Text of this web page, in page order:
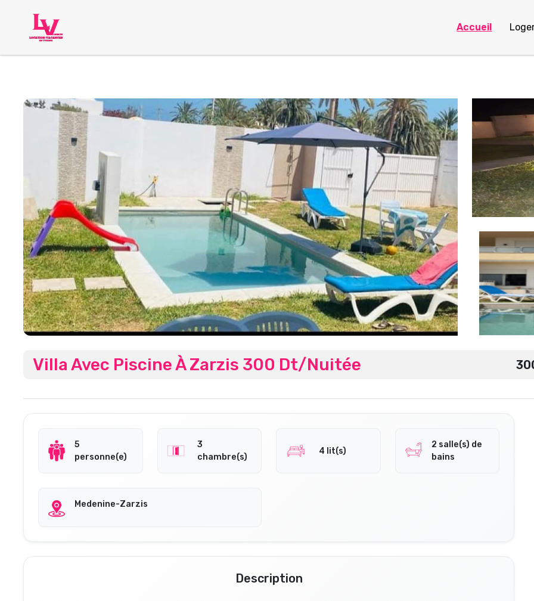
Accueil
Villa Avec Piscine À Zarzis 300 Dt/Nuitée
5
personne(e)
3
chambre(s)
4 lit(s)
2 salle(s) de
bains
Medenine-Zarzis
Description